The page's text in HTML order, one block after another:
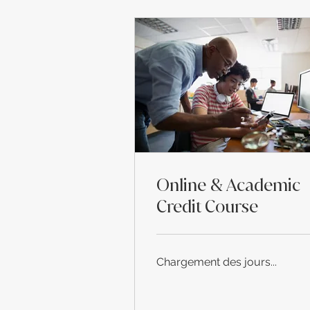
Online & Academic
Credit Course
Chargement des jours...